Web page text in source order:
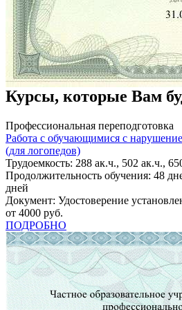
Курсы, которые Вам
Профессиональная переподготовка
Работа с обучающимися с
(для логопедов)
Трудоемкость: 288 ак.ч., 502 ак.ч.,
Продолжительность обучения: 48
дней
Документ: Удостоверение
от 4000 руб.
ПОДРОБНО